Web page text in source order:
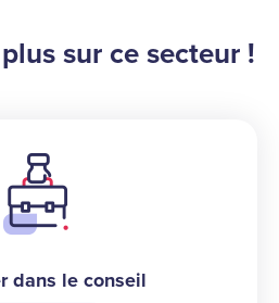
sur ce secteur !
dans le conseil